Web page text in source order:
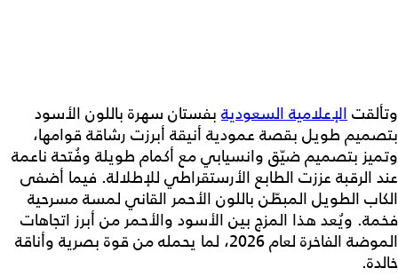
وتألقتالإعلامية السعودية بفستان سهرة باللون الأسود
بتصميم طويل بقصة عمودية أنيقة أبرزت رشاقة قوامها،
وتميز بتصميم ضيّق وانسيابي مع أكمام طويلة وفُتحة ناعمة
عند الرقبة عززت الطابع الأرستقراطي للإطلالة. فيما أضفى
الكاب الطويل المبطّن باللون الأحمر القاني لمسة مسرحية
فخمة. ويُعد هذا المزج بين الأسود والأحمر من أبرز اتجاهات
الموضة الفاخرة لعام 2026، لما يحمله من قوة بصرية وأناقة
خالدة.